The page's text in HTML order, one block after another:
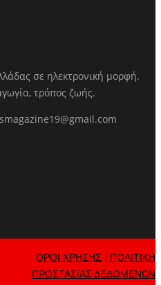
σε ηλεκτρονική μορφή.
τρόπος ζωής.
ΟΡΟΙ ΧΡΗΣΗΣ | ΠΟΛΙΤΙΚΗ
ΠΡΟΣΤΑΣΙΑΣ ΔΕΔΟΜΕΝΩΝ